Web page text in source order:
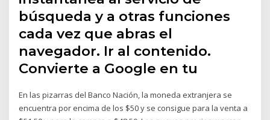
búsqueda y a otras funciones
cada vez que abras el
navegador. Ir al contenido.
Convierte a Google en tu
En las pizarras del Banco Nación, la moneda extranjera se
encuentra por encima de los $50 y se consigue para la venta a